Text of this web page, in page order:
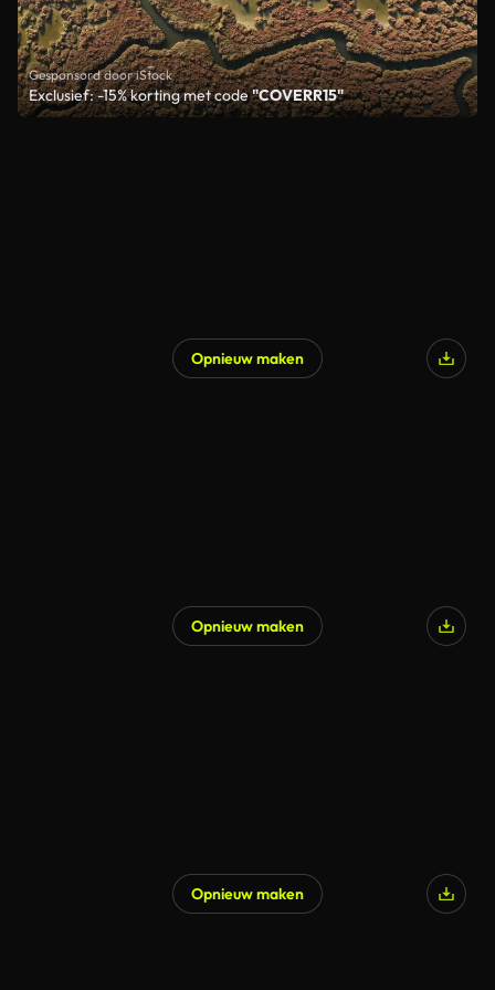
Gesponsord door iStock
Exclusief: -15% korting met code"COVERR15"
Opnieuw maken
Opnieuw maken
Opnieuw maken